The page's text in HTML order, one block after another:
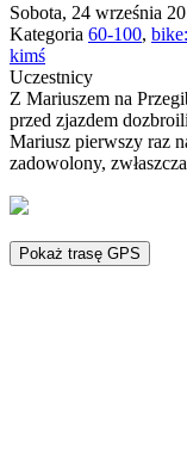
Sobota, 24 września
Kategoria 60-100,
kimś
Uczestnicy
Z Mariuszem na
przed zjazdem
Mariusz pierwszy raz
zadowolony,
Pokaż trasę GPS